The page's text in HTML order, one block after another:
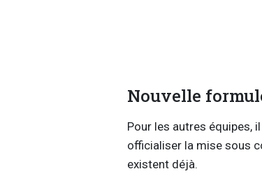
Nouvelle
Pour les autres équipes,
officialiser la mise sous
existent déjà.